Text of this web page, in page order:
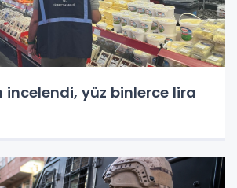
incelendi, yüz binlerce lira